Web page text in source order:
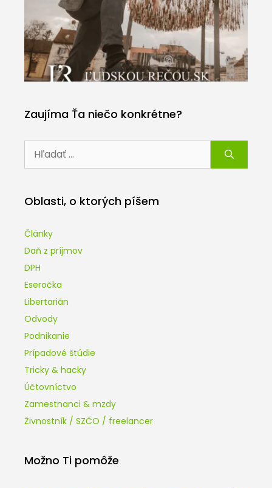
Zaujíma Ťa niečo konkrétne?
Oblasti, o ktorých píšem
Články
Daň z príjmov
DPH
Eseročka
Libertarián
Odvody
Podnikanie
Prípadové štúdie
Tricky & hacky
Účtovníctvo
Zamestnanci & mzdy
Živnostník / SZČO / freelancer
Možno Ti pomôže